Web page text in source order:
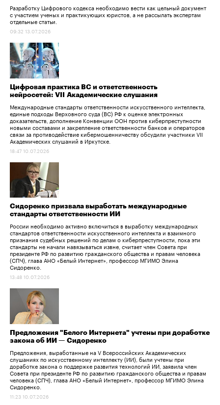
Разработку Цифрового кодекса необходимо вести как цельный документ
с участием ученых и практикующих юристов, а не рассылать экспертам
отдельные статьи.
09:32 13.07.2026
Цифровая практика ВС и ответственность
нейросетей: VII Академические слушания
Международные стандарты ответственности искусственного интеллекта,
единые подходы Верховного суда (ВС) РФ к оценке электронных
доказательств, дополнение Конвенции ООН против киберпреступности
новыми составами и закрепление ответственности банков и операторов
связи за противодействие кибермошенничеству обсудили участники VII
Академических слушаний в Иркутске.
18:47 10.07.2026
Сидоренко призвала выработать международные
стандарты ответственности ИИ
России необходимо активно включиться в выработку международных
стандартов ответственности искусственного интеллекта и взаимного
признания судебных решений по делам о киберпреступности, пока эти
стандарты не начали навязываться извне, считает член Совета при
президенте РФ по развитию гражданского общества и правам человека
(СПЧ), глава АНО «Белый Интернет», профессор МГИМО Элина
Сидоренко.
13:48 10.07.2026
Предложения "Белого Интернета" учтены при доработке
закона об ИИ — Сидоренко
Предложения, выработанные на V Всероссийских Академических
слушаниях по искусственному интеллекту (ИИ), были учтены при
доработке закона о поддержке развития технологий ИИ, заявила член
Совета при президенте РФ по развитию гражданского общества и правам
человека (СПЧ), глава АНО «Белый Интернет», профессор МГИМО Элина
Сидоренко.
11:23 10.07.2026